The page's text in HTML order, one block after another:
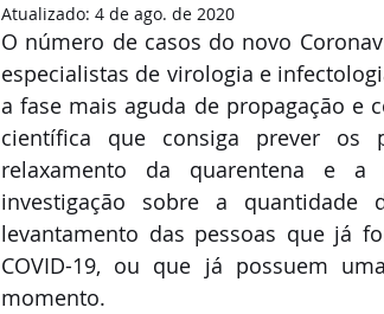
Atualizado: 4 de ago. de 2020
O número de casos do novo
especialistas de virologia e
a fase mais aguda de propagação e
científica que consiga prever os
relaxamento da quarentena e
investigação sobre a
levantamento das pessoas que já
COVID-19, ou que já possuem
momento.